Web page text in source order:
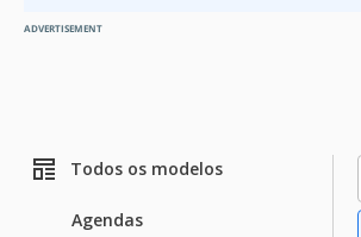
ADVERTISEMENT
Todos os modelos
Agendas